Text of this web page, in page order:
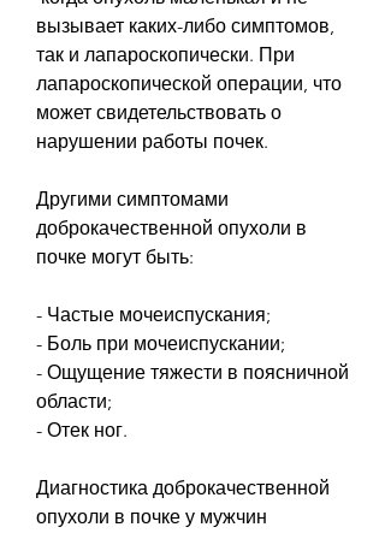
вызывает каких-либо симптомов,
так и лапароскопически. При
лапароскопической операции, что
может свидетельствовать о
нарушении работы почек.
Другими симптомами
доброкачественной опухоли в
почке могут быть:
- Частые мочеиспускания;
- Боль при мочеиспускании;
- Ощущение тяжести в поясничной
области;
- Отек ног.
Диагностика доброкачественной
опухоли в почке у мужчин